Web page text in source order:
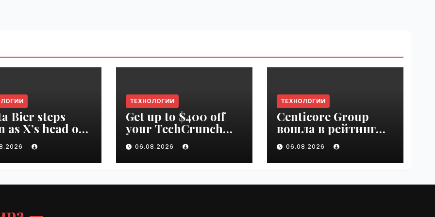
Bier steps
as X’s head of
| VseTime.ru
ТЕХНОЛОГИИ
Get up to $400 off
your TechCrunch
Disrupt 2026 pass
until Friday |
VseTime.ru
06.08.2026
ТЕХНОЛОГИИ
Centicore Group
вошла в рейтинг
«CNews500:
Крупнейшие ИТ-
компании России» |
06.08.2026